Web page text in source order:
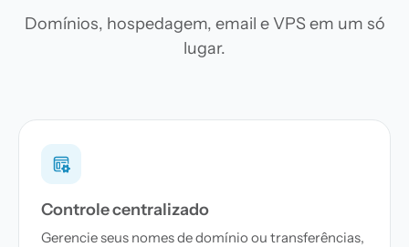
Domínios, hospedagem, email e VPS em um só
lugar.
Controle centralizado
Gerencie seus nomes de domínio ou transferências,